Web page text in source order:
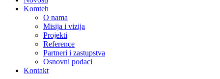
Komteh
O nama
Misija i vizija
Projekti
Reference
Partneri i zastupstva
Osnovni podaci
Kontakt